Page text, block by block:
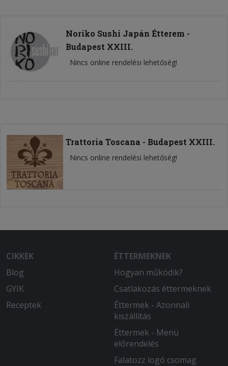
Noriko Sushi Japán Étterem -
Budapest XXIII.
Nincs online rendelési lehetőség!
Trattoria Toscana - Budapest XXIII.
Nincs online rendelési lehetőség!
CIKKEK
Blog
GYIK
Receptek
ÉTTERMEKNEK
Hogyan működik?
Csatlakozás éttermeknek
Éttermek - Azonnali
kiszállítás
Éttermek - Menü
előrendelés
Falatozz logó csomag